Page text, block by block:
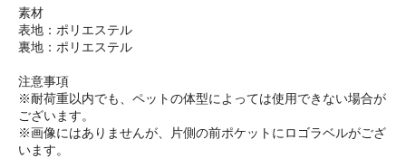
素材
表地：ポリエステル
裏地：ポリエステル
注意事項
※耐荷重以内でも、ペットの体型によっては使用できない場合が
ございます。
※画像にはありませんが、片側の前ポケットにロゴラベルがござ
います。